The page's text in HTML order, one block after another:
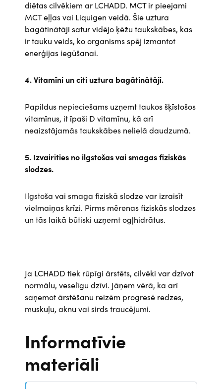
diētas cilvēkiem ar LCHADD. MCT ir pieejami
MCT eļļas vai Liquigen veidā. Šie uztura
bagātinātāji satur vidējo ķēžu taukskābes, kas
ir tauku veids, ko organisms spēj izmantot
enerģijas iegūšanai.
4. Vitamīni un citi uztura bagātinātāji.
Papildus nepieciešams uzņemt taukos šķīstošos
vitamīnus, it īpaši D vitamīnu, kā arī
neaizstājamās taukskābes nelielā daudzumā.
5. Izvairīties no ilgstošas vai smagas fiziskās
slodzes.
Ilgstoša vai smaga fiziskā slodze var izraisīt
vielmaiņas krīzi. Pirms mērenas fiziskās slodzes
un tās laikā būtiski uzņemt ogļhidrātus.
Ja LCHADD tiek rūpīgi ārstēts, cilvēki var dzīvot
normālu, veselīgu dzīvi. Jāņem vērā, ka arī
saņemot ārstēšanu reizēm progresē redzes,
muskuļu, aknu vai sirds traucējumi.
Informatīvie
materiāli